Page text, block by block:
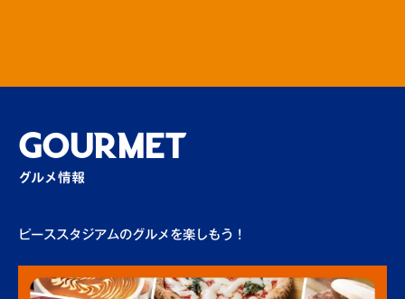
GOURMET
グルメ情報
ピーススタジアムのグルメを楽しもう！